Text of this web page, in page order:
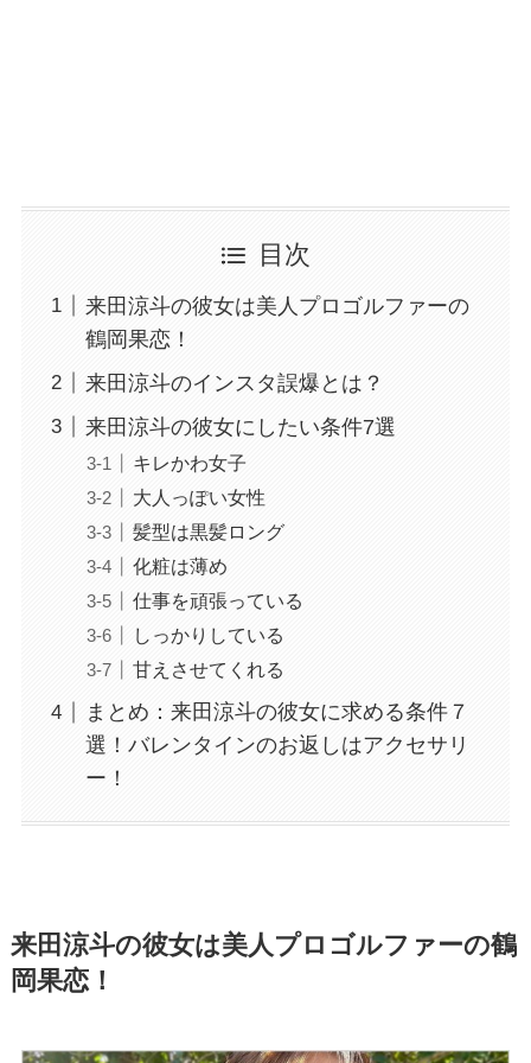
目次
来田涼斗の彼女は美人プロゴルファーの
鶴岡果恋！
来田涼斗のインスタ誤爆とは？
来田涼斗の彼女にしたい条件7選
キレかわ女子
大人っぽい女性
髪型は黒髪ロング
化粧は薄め
仕事を頑張っている
しっかりしている
甘えさせてくれる
まとめ：来田涼斗の彼女に求める条件７
選！バレンタインのお返しはアクセサリ
ー！
来田涼斗の彼女は美人プロゴルファーの鶴
岡果恋！